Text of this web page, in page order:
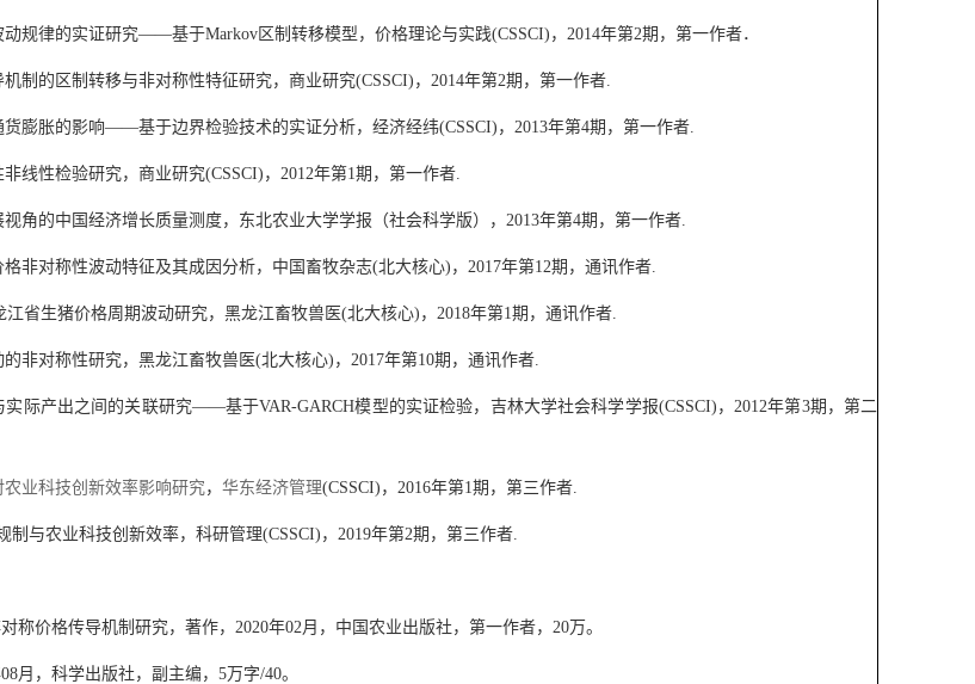
规律的实证研究——基于Markov 区制转移模型，价格理论与实践(CSSCI) ， 2014年第2期，第一作者．
制的区制转移与非对称性特征研究，商业研究(CSSCI) ， 2014年第2期，第一作者.
膨胀的影响——基于边界检验技术的实证分析，经济经纬(CSSCI) ， 2013年第4期，第一作者.
线性检验研究，商业研究(CSSCI) ， 2012年第1期，第一作者.
角的中国经济增长质量测度，东北农业大学学报（社会科学版）， 2013年第4期，第一作者.
非对称性波动特征及其成因分析，中国畜牧杂志(北大核心) ， 2017年第12期，通讯作者.
江省生猪价格周期波动研究，黑龙江畜牧兽医(北大核心) ， 2018年第1期，通讯作者.
非对称性研究，黑龙江畜牧兽医(北大核心) ， 2017年第10期，通讯作者.
际产出之间的关联研究——基于VAR-GARCH模型的实证检验，吉林大学社会科学学报(CSSCI) ，2012年第3期，第二
业科技创新效率影响研究， 华东经济管理(CSSCI) ， 2016年第1期，第三作者.
制与农业科技创新效率，科研管理(CSSCI) ， 2019年第2期，第三作者.
称价格传导机制研究，著作， 2020年02月，中国农业出版社，第一作者， 20万。
08月，科学出版社，副主编， 5万字/40。